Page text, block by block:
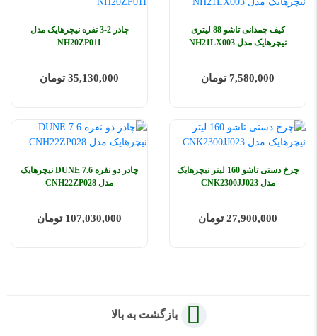
کیف چمدانی تاشو 88 لیتری
نیچرهایک مدل NH21LX003
7,580,000 تومان
چادر 2-3 نفره نیچرهایک مدل
NH20ZP011
35,130,000 تومان
چرخ دستی تاشو 160 لیتر نیچرهایک
مدل CNK2300JJ023
27,900,000 تومان
چادر دو نفره 7.6 DUNE نیچرهایک
مدل CNH22ZP028
107,030,000 تومان
بازگشت به بالا